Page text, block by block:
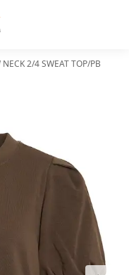
2/4 SWEAT TOP/PB